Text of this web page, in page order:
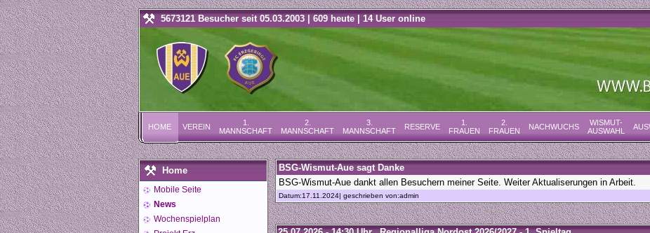
5673121 Besucher seit 05.03.2003 | 609 heute | 14 User online
HOME VEREIN
1.
MANNSCHAFT
2.
MANNSCHAFT
3.
MANNSCHAFT
RESERVE
1.
FRAUEN
2.
FRAUEN
NACHWUCHS
WISMUT-
AUSWAHL
Home
Mobile Seite
News
Wochenspielplan
BSG-Wismut-Aue sagt Danke
BSG-Wismut-Aue dankt allen Besuchern meiner Seite. Weiter Aktualiserungen in Arbeit.
Datum:17.11.2024| geschrieben von:admin